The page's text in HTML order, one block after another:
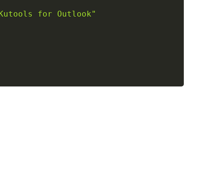
for Outlook"